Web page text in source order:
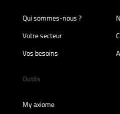
Qui sommes-nous ?
Votre secteur
Vos besoins
Outils
My axiome